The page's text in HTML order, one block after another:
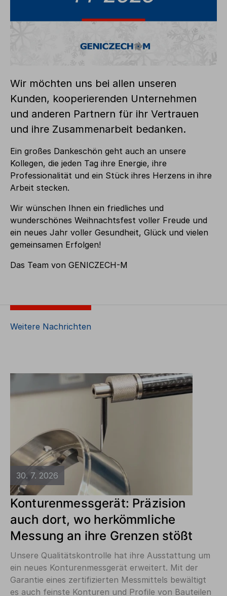
Wir möchten uns bei allen unseren
Kunden, kooperierenden Unternehmen
und anderen Partnern für ihr Vertrauen
und ihre Zusammenarbeit bedanken.
Ein großes Dankeschön geht auch an unsere
Kollegen, die jeden Tag ihre Energie, ihre
Professionalität und ein Stück ihres Herzens in ihre
Arbeit stecken.
Wir wünschen Ihnen ein friedliches und
wunderschönes Weihnachtsfest voller Freude und
ein neues Jahr voller Gesundheit, Glück und vielen
gemeinsamen Erfolgen!
Das Team von GENICZECH-M
Weitere Nachrichten
30. 7. 2026
Konturenmessgerät: Präzision
auch dort, wo herkömmliche
Messung an ihre Grenzen stößt
Unsere Qualitätskontrolle hat ihre Ausstattung um
ein neues Konturenmessgerät erweitert. Mit der
Garantie eines zertifizierten Messmittels bewältigt
es auch feinste Konturen und Profile von Bauteilen